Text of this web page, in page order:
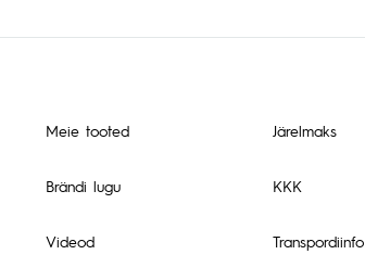
Meie tooted
Brändi lugu
Videod
Järelmaks
KKK
Transpordiinfo